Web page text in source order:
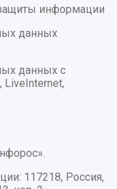
информации
данных
данных с
117218, Россия,